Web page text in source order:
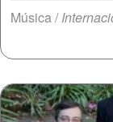
Música /